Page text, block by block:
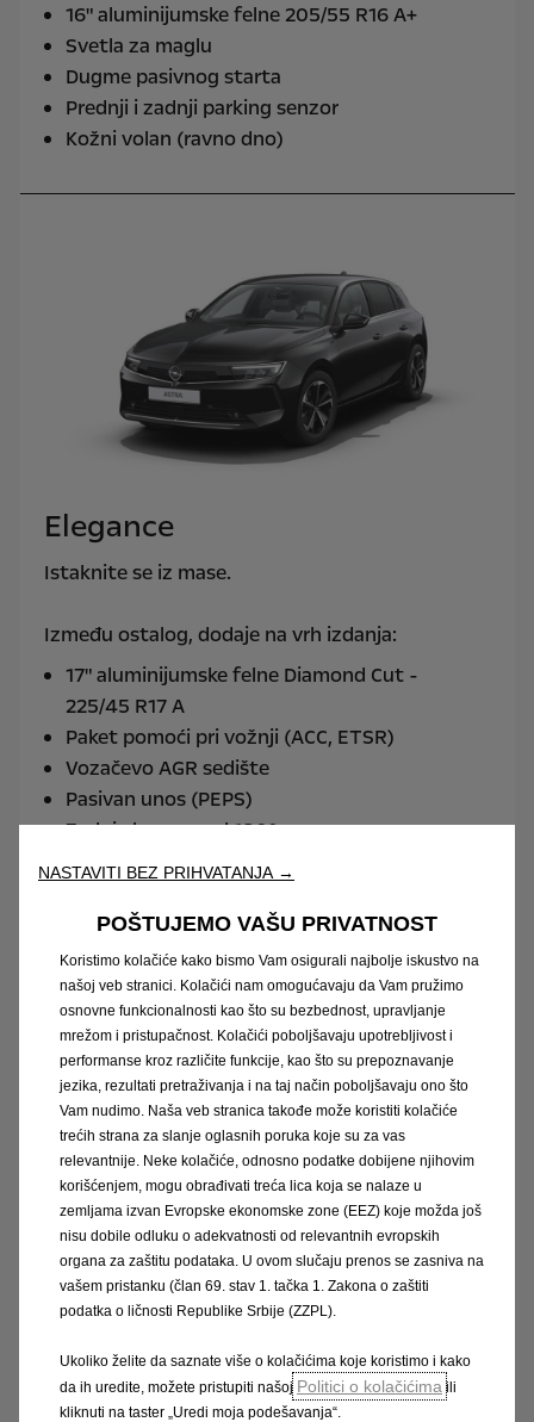
16" aluminijumske felne 205/55 R16 A+
Svetla za maglu
Dugme pasivnog starta
Prednji i zadnji parking senzor
Kožni volan (ravno dno)
Elegance
Istaknite se iz mase.
Između ostalog, dodaje na vrh izdanja:
17" aluminijumske felne Diamond Cut -
225/45 R17 A
Paket pomoći pri vožnji (ACC, ETSR)
Vozačevo AGR sedište
Pasivan unos (PEPS)
Zadnja kamera od 180°
GS Line
Ostavite dosadno iza sebe.
Između ostalog, dodaje na Elegance:
Dvobojni krov
Sportska prednja sedišta (tkanina/PVC)
NASTAVITI BEZ PRIHVATANJA →
POŠTUJEMO VAŠU PRIVATNOST
Koristimo kolačiće kako bismo Vam osigurali najbolje iskustvo na
našoj veb stranici. Kolačići nam omogućavaju da Vam pružimo
osnovne funkcionalnosti kao što su bezbednost, upravljanje
mrežom i pristupačnost. Kolačići poboljšavaju upotrebljivost i
performanse kroz različite funkcije, kao što su prepoznavanje
jezika, rezultati pretraživanja i na taj način poboljšavaju ono što
Vam nudimo. Naša veb stranica takođe može koristiti kolačiće
trećih strana za slanje oglasnih poruka koje su za vas
relevantnije. Neke kolačiće, odnosno podatke dobijene njihovim
korišćenjem, mogu obrađivati treća lica koja se nalaze u
zemljama izvan Evropske ekonomske zone (EEZ) koje možda još
nisu dobile odluku o adekvatnosti od relevantnih evropskih
organa za zaštitu podataka. U ovom slučaju prenos se zasniva na
vašem pristanku (član 69. stav 1. tačka 1. Zakona o zaštiti
podatka o ličnosti Republike Srbije (ZZPL).
Ukoliko želite da saznate više o kolačićima koje koristimo i kako
da ih uredite, možete pristupiti našoj Politici o kolačićima ili
kliknuti na taster „Uredi moja podešavanja“.